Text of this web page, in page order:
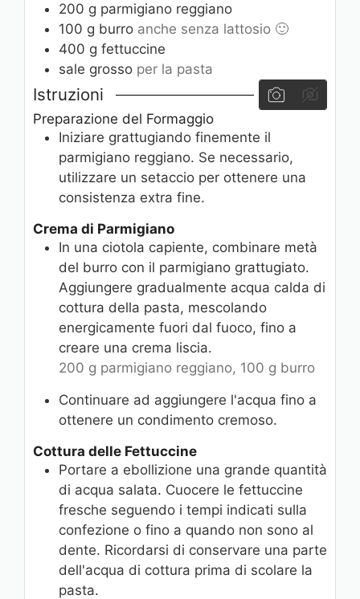
200 g parmigiano reggiano
100 g burro anche senza lattosio 🙂
400 g fettuccine
sale grosso per la pasta
Istruzioni
Preparazione del Formaggio
Iniziare grattugiando finemente il
parmigiano reggiano. Se necessario,
utilizzare un setaccio per ottenere una
consistenza extra fine.
Crema di Parmigiano
In una ciotola capiente, combinare metà
del burro con il parmigiano grattugiato.
Aggiungere gradualmente acqua calda di
cottura della pasta, mescolando
energicamente fuori dal fuoco, fino a
creare una crema liscia.
200 g parmigiano reggiano, 100 g burro
Continuare ad aggiungere l'acqua fino a
ottenere un condimento cremoso.
Cottura delle Fettuccine
Portare a ebollizione una grande quantità
di acqua salata. Cuocere le fettuccine
fresche seguendo i tempi indicati sulla
confezione o fino a quando non sono al
dente. Ricordarsi di conservare una parte
dell'acqua di cottura prima di scolare la
pasta.